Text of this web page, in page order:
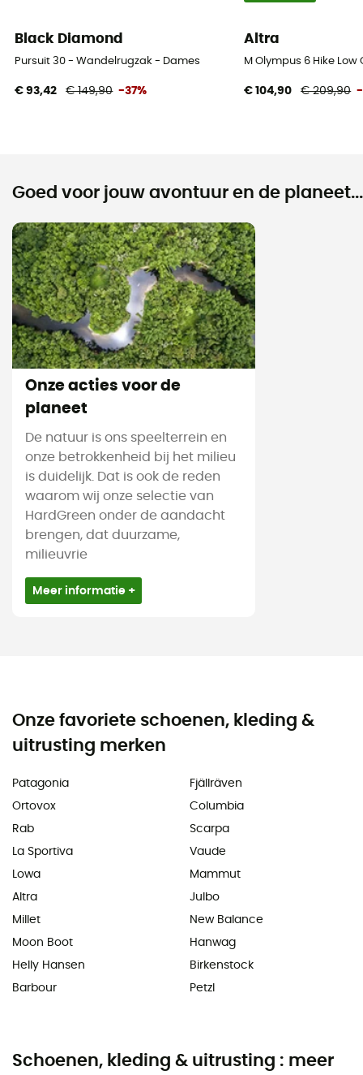
Black Diamond
Pursuit 30 - Wandelrugzak - Dames
€ 93,42 € 149,90 -37%
Altra
M Olympus 6 Hike
€ 104,90 € 209,90 -
Goed voor jouw avontuur en de planeet...
Onze acties voor de
planeet
De natuur is ons speelterrein en
onze betrokkenheid bij het milieu
is duidelijk. Dat is ook de reden
waarom wij onze selectie van
HardGreen onder de aandacht
brengen, dat duurzame,
milieuvrie
Meer informatie +
Onze favoriete schoenen, kleding &
uitrusting merken
Patagonia
Ortovox
Rab
La Sportiva
Lowa
Altra
Millet
Moon Boot
Helly Hansen
Barbour
Fjällräven
Columbia
Scarpa
Vaude
Mammut
Julbo
New Balance
Hanwag
Birkenstock
Petzl
Schoenen, kleding & uitrusting : meer